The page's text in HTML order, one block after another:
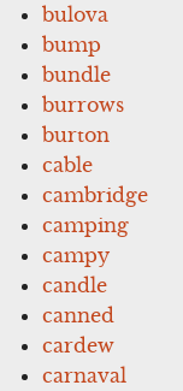
bulova
bump
bundle
burrows
burton
cable
cambridge
camping
campy
candle
canned
cardew
carnaval